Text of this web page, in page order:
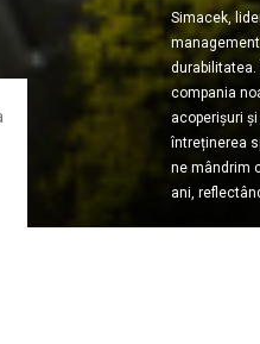
Simacek,
durabilitatea.
compania
acoperișuri
întreținerea
ne mândrim
ani,